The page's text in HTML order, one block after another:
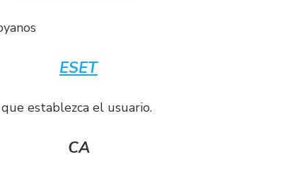
ESET
establezca el usuario.
CA